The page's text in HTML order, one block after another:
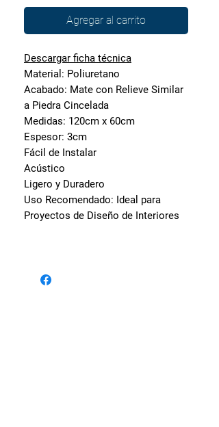
Agregar al carrito
Descargar ficha técnica
Material: Poliuretano
Acabado: Mate con Relieve Similar
a Piedra Cincelada
Medidas: 120cm x 60cm
Espesor: 3cm
Fácil de Instalar
Acústico
Ligero y Duradero
Uso Recomendado: Ideal para
Proyectos de Diseño de Interiores